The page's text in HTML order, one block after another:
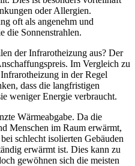
oder Allergien.
oft als angenehm und
die Sonnenstrahlen.
der Infrarotheizung aus? Der
Im Vergleich zu
in der Regel
dass die langfristigen
weniger Energie verbraucht.
Wärmeabgabe. Da die
Menschen im Raum erwärmt,
schlecht isolierten Gebäuden
erwärmt ist. Dies kann zu
gewöhnen sich die meisten